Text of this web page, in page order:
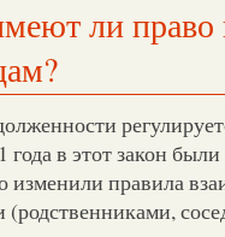
ли
в этот закон
изменили правила